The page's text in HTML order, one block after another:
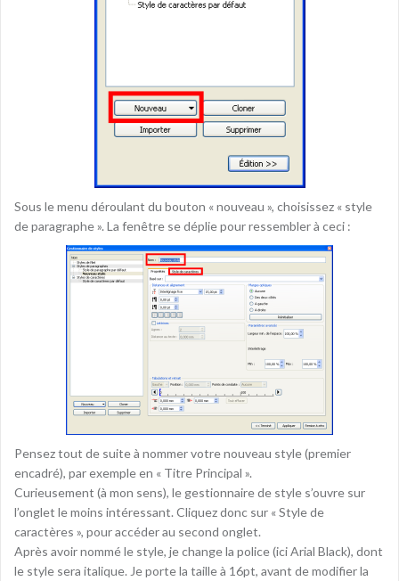
Sous le menu déroulant du bouton « nouveau », choisissez « style
de paragraphe ». La fenêtre se déplie pour ressembler à ceci :
Pensez tout de suite à nommer votre nouveau style (premier
encadré), par exemple en « Titre Principal ».
Curieusement (à mon sens), le gestionnaire de style s’ouvre sur
l’onglet le moins intéressant. Cliquez donc sur « Style de
caractères », pour accéder au second onglet.
Après avoir nommé le style, je change la police (ici Arial Black), dont
le style sera italique. Je porte la taille à 16pt, avant de modifier la